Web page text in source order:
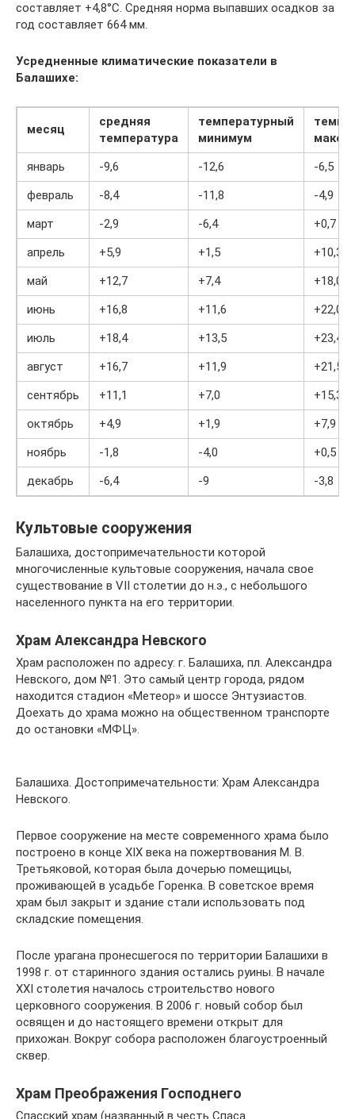
составляет +4,8°С. Средняя норма выпавших осадков за
год составляет 664 мм.
Усредненные климатические показатели в
Балашихе:
месяц
средняя
температура
температурный
минимум
январь
-9,6 -12,6
-6,5
февраль
-8,4 -11,8
-4,9
март
-2,9 -6,4
+0,7
апрель
+5,9 +1,5
+10,3
май
+12,7 +7,4
+18,0
июнь
+16,8 +11,6
+22,0
июль
+18,4 +13,5
+23,4
август
+16,7 +11,9
+21,5
сентябрь
+11,1 +7,0
+15,3
октябрь
+4,9 +1,9
+7,9
ноябрь
-1,8 -4,0
+0,5
декабрь
-6,4 -9 -3,8
Культовые сооружения
Балашиха, достопримечательности которой
многочисленные культовые сооружения, начала свое
существование в VII столетии до н.э., с небольшого
населенного пункта на его территории.
Храм Александра Невского
Храм расположен по адресу: г. Балашиха, пл. Александра
Невского, дом №1. Это самый центр города, рядом
находится стадион «Метеор» и шоссе Энтузиастов.
Доехать до храма можно на общественном транспорте
до остановки «МФЦ».
Балашиха. Достопримечательности: Храм Александра
Невского.
Первое сооружение на месте современного храма было
построено в конце XIX века на пожертвования М. В.
Третьяковой, которая была дочерью помещицы,
проживающей в усадьбе Горенка. В советское время
храм был закрыт и здание стали использовать под
складские помещения.
После урагана пронесшегося по территории Балашихи в
1998 г. от старинного здания остались руины. В начале
XXI столетия началось строительство нового
церковного сооружения. В 2006 г. новый собор был
освящен и до настоящего времени открыт для
прихожан. Вокруг собора расположен благоустроенный
сквер.
Храм Преображения Господнего
Спасский храм (названный в честь Спаса